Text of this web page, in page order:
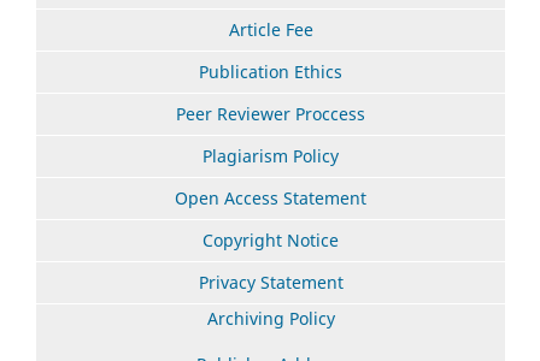
Article Fee
Publication Ethics
Peer Reviewer Proccess
Plagiarism Policy
Open Access Statement
Copyright Notice
Privacy Statement
Archiving Policy